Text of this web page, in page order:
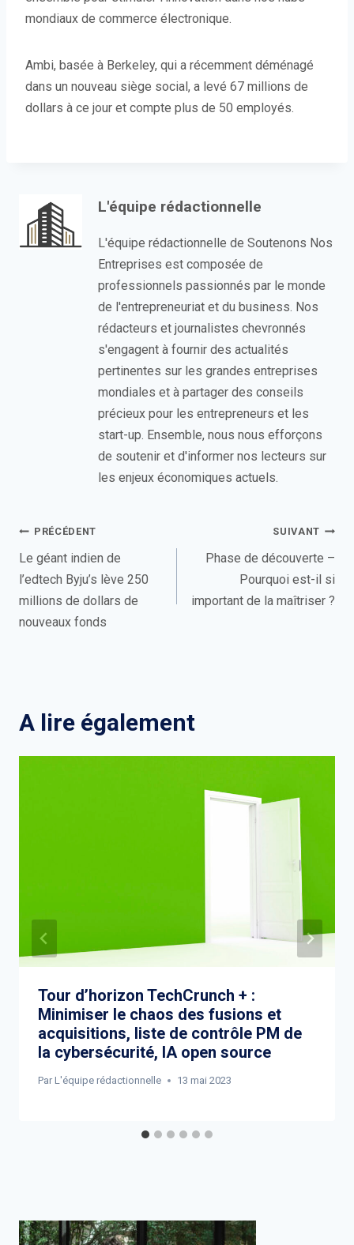
mondiaux de commerce électronique.
Ambi, basée à Berkeley, qui a récemment déménagé
dans un nouveau siège social, a levé 67 millions de
dollars à ce jour et compte plus de 50 employés.
L'équipe rédactionnelle
L'équipe rédactionnelle de Soutenons Nos
Entreprises est composée de
professionnels passionnés par le monde
de l'entrepreneuriat et du business. Nos
rédacteurs et journalistes chevronnés
s'engagent à fournir des actualités
pertinentes sur les grandes entreprises
mondiales et à partager des conseils
précieux pour les entrepreneurs et les
start-up. Ensemble, nous nous efforçons
de soutenir et d'informer nos lecteurs sur
les enjeux économiques actuels.
Navigation
de
l’article
PRÉCÉDENT
Le géant indien de
l’edtech Byju’s lève 250
millions de dollars de
nouveaux fonds
SUIVANT
Phase de découverte –
Pourquoi est-il si
important de la maîtriser ?
A lire également
Tour d’horizon TechCrunch + :
Minimiser le chaos des fusions et
acquisitions, liste de contrôle PM de
la cybersécurité, IA open source
Par L'équipe rédactionnelle 13 mai 2023